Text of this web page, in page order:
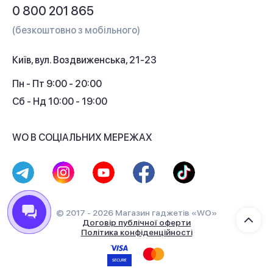
Кешбек
0 800 201 865
(безкоштовно з мобільного)
Київ, вул. Воздвиженська, 21-23
Пн - Пт 9:00 - 20:00
Сб - Нд 10:00 - 19:00
WO В СОЦІАЛЬНИХ МЕРЕЖАХ
© 2017 - 2026 Магазин гаджетів «WO»
Договір публічної оферти
Політика конфіденційності